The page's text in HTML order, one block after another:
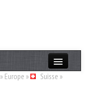
» Europe » Suisse »